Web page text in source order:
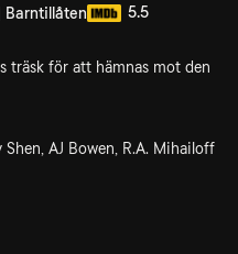
Barntillåten 5.5
träsk för att hämnas mot den
AJ Bowen, R.A. Mihailoff